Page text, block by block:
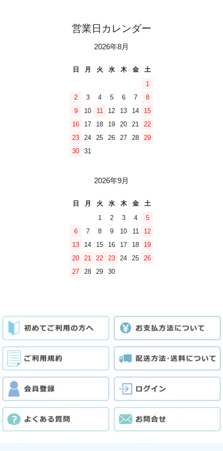
営業日カレンダー
2026年8月
日 月 火 水 木 金
土
1
2
3 4 5 6 7
8
9
10 11 12 13 14
15
16
17 18 19 20 21
22
23
24 25 26 27 28
29
30
31
2026年9月
日 月 火 水 木 金
土
1
2 3 4
5
6
7 8 9 10 11
12
13
14 15 16 17 18
19
20
21 22 23 24 25
26
27
28 29 30